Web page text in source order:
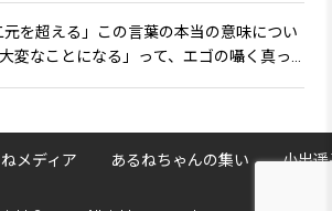
元を超える」この言葉の本当の意味につい
変なことになる」って、エゴの囁く真っ
メディア あるねちゃんの集い 小出